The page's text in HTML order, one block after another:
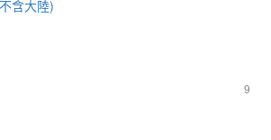
含大陸)
9